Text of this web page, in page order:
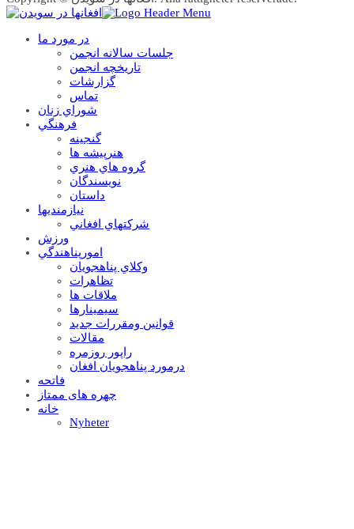
در مورد ما
جلسات سالانه انجمن
تاریخچه انجمن
گزارشات
تماس
شوراي زنان
فرهنگي
گنجينه
هنرپيشه ها
گروه هاي هنري
نويسندگان
داستان
نيازمنديها
شرکتهاي افغاني
ورزش
امورپناهندگي
وکلاي پناهجويان
تظاهرات
ملاقات ها
سيمينارها
قوانين ومقررات جديد
مقالات
راپور روزمره
درمورد پناهجويان افغان
فاتحه
چهره های ممتاز
خانه
Nyheter